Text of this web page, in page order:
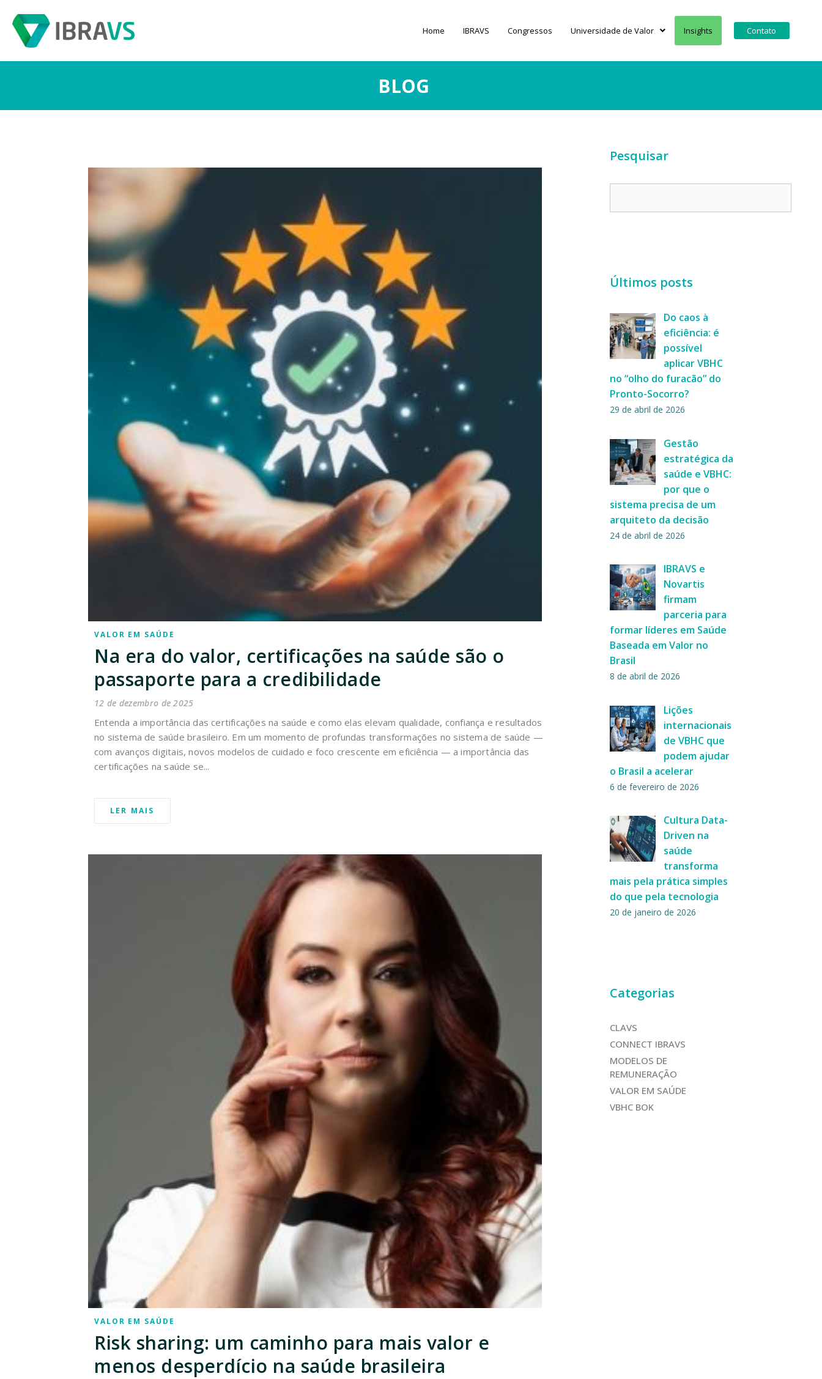
Home IBRAVS Congressos Universidade de Valor Insights Contato
BLOG
VALOR EM SAÚDE
Na era do valor, certificações na saúde são o
passaporte para a credibilidade
12 de dezembro de 2025
Entenda a importância das certificações na saúde e como elas elevam qualidade, confiança e resultados
no sistema de saúde brasileiro. Em um momento de profundas transformações no sistema de saúde —
com avanços digitais, novos modelos de cuidado e foco crescente em eficiência — a importância das
certificações na saúde se...
LER MAIS
VALOR EM SAÚDE
Risk sharing: um caminho para mais valor e
menos desperdício na saúde brasileira
Pesquisar
Últimos posts
Do caos à
eficiência: é
possível
aplicar VBHC
no “olho do furacão” do
Pronto-Socorro?
29 de abril de 2026
Gestão
estratégica da
saúde e VBHC:
por que o
sistema precisa de um
arquiteto da decisão
24 de abril de 2026
IBRAVS e
Novartis
firmam
parceria para
formar líderes em Saúde
Baseada em Valor no
Brasil
8 de abril de 2026
Lições
internacionais
de VBHC que
podem ajudar
o Brasil a acelerar
6 de fevereiro de 2026
Cultura Data-
Driven na
saúde
transforma
mais pela prática simples
do que pela tecnologia
20 de janeiro de 2026
Categorias
CLAVS
CONNECT IBRAVS
MODELOS DE
REMUNERAÇÃO
VALOR EM SAÚDE
VBHC BOK